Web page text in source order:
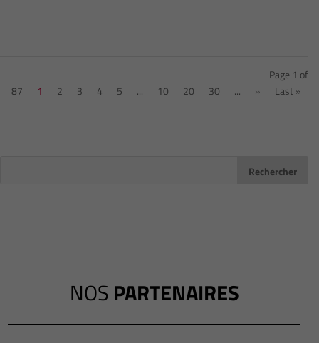
Page 1 of
87
1 2 3 4 5 ... 10 20 30 ... » Last »
NOS PARTENAIRES